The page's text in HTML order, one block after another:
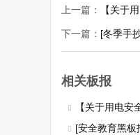
上一篇： 【关于
下一篇： [冬季手
相关板报
【关于用电
[安全教育黑板